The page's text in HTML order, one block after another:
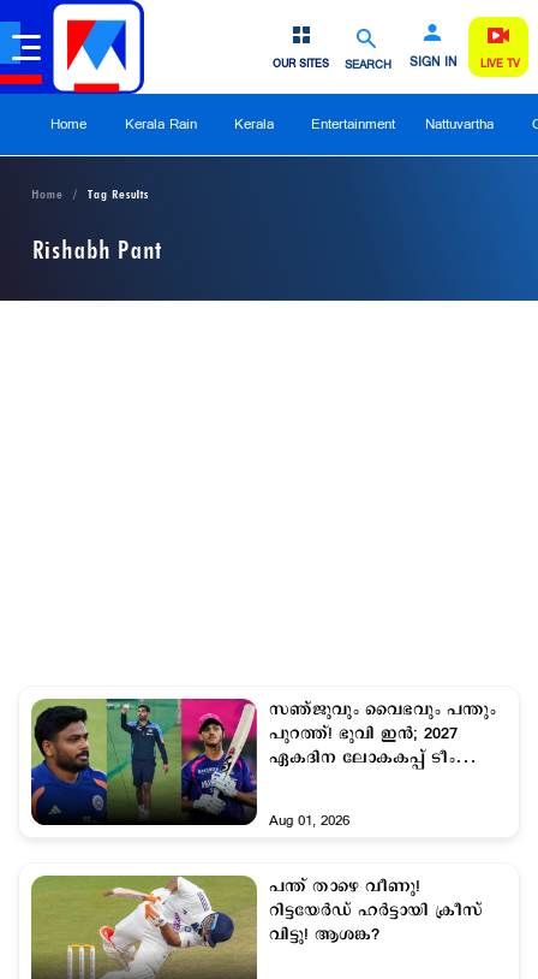
SEARCH SIGN IN
OUR SITES LIVE TV
Home Kerala Rain Kerala Entertainment Nattuvartha
Home Tag Results
Rishabh Pant
സഞ്ജുവും വൈഭവും പന്തും
പുറത്ത്! ഭുവി ഇന്‍; 2027
ഏകദിന ലോകകപ്പ് ടീം
Aug 01, 2026
പന്ത് താഴെ വീണു!
റിട്ടയേര്‍ഡ് ഹര്‍ട്ടായി ക്രീസ്
വിട്ടു! ആശങ്ക?